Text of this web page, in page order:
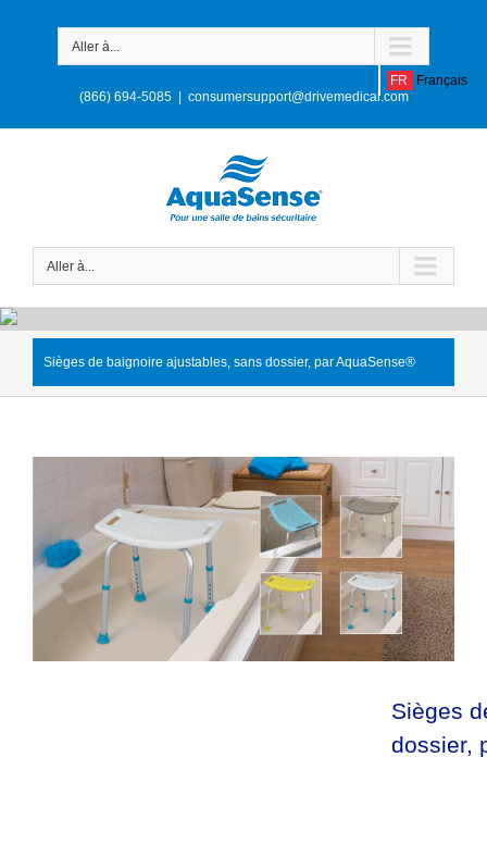
FR Français
Aller à...
(866) 694-5085 consumersupport@drivemedical.com
Aller à...
Sièges de baignoire ajustables, sans dossier, par AquaSense®
Sièges
dossier,